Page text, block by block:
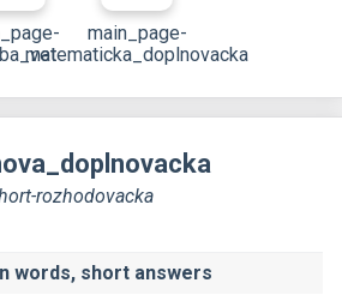
main_page-
matematicka_doplnovacka
rozhodovacka
words, short answers